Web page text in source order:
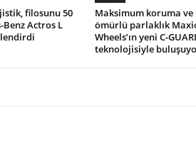
filosunu 50
Actros L
Maksimum koruma ve
ömürlü parlaklık
Wheels’ın yeni C-
teknolojisiyle